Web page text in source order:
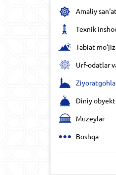
Amaliy
Texnik
Tabiat
Urf-odatlar
Diniy
Muzeylar
Boshqa